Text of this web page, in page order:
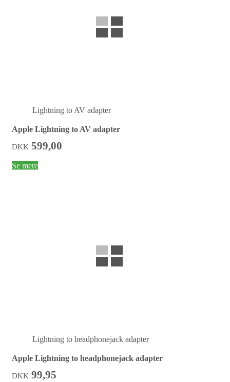
Lightning to AV adapter
Apple Lightning to AV adapter
DKK 599,00
Se mere
Lightning to headphonejack adapter
Apple Lightning to headphonejack adapter
DKK 99,95